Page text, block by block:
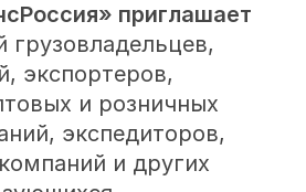
приглашает
грузовладельцев,
экспортеров,
и розничных
экспедиторов,
и других